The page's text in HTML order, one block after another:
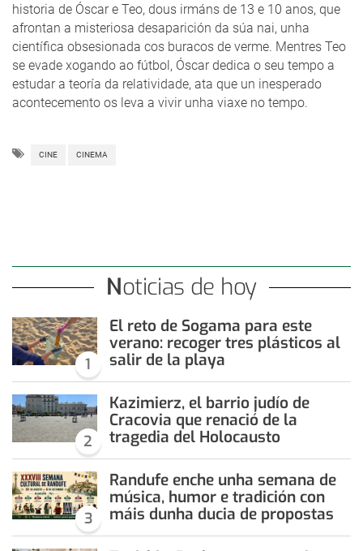
historia de Óscar e Teo, dous irmáns de 13 e 10 anos, que
afrontan a misteriosa desaparición da súa nai, unha
científica obsesionada cos buracos de verme. Mentres Teo
se evade xogando ao fútbol, Óscar dedica o seu tempo a
estudar a teoría da relatividade, ata que un inesperado
acontecemento os leva a vivir unha viaxe no tempo.
CINE CINEMA
Noticias de hoy
1
El reto de Sogama para este
verano: recoger tres plásticos al
salir de la playa
2
Kazimierz, el barrio judío de
Cracovia que renació de la
tragedia del Holocausto
3
Randufe enche unha semana de
música, humor e tradición con
máis dunha ducia de propostas